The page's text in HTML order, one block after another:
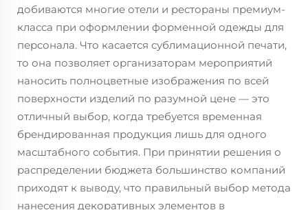
добиваются многие отели и рестораны премиум-
класса при оформлении форменной одежды для
персонала. Что касается сублимационной печати,
то она позволяет организаторам мероприятий
наносить полноцветные изображения по всей
поверхности изделий по разумной цене — это
отличный выбор, когда требуется временная
брендированная продукция лишь для одного
масштабного события. При принятии решения о
распределении бюджета большинство компаний
приходят к выводу, что правильный выбор метода
нанесения декоративных элементов в